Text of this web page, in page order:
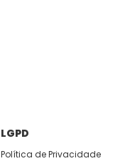
LGPD
Política de Privacidade